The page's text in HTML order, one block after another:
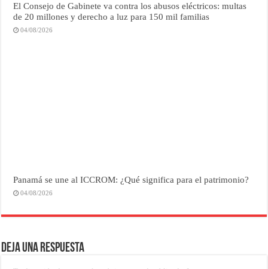
El Consejo de Gabinete va contra los abusos eléctricos: multas
de 20 millones y derecho a luz para 150 mil familias
04/08/2026
Panamá se une al ICCROM: ¿Qué significa para el patrimonio?
04/08/2026
Deja una respuesta